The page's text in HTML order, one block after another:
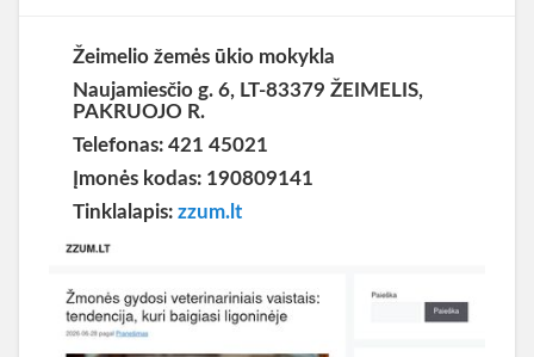
Žeimelio žemės ūkio mokykla
Naujamiesčio g. 6, LT-83379 ŽEIMELIS,
PAKRUOJO R.
Telefonas: 421 45021
Įmonės kodas: 190809141
Tinklalapis: zzum.lt